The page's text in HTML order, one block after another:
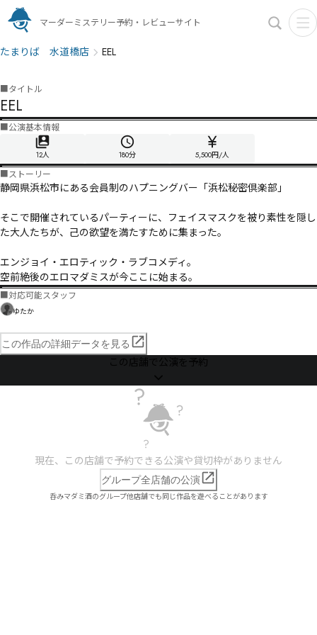
マーダーミステリー予約・レビューサイト
たまりば 水道橋店 EEL
■タイトル
EEL
■公演基本情報
12人 180分 5,500円/人
■ストーリー
静岡県浜松市にある会員制のハプニングバー「浜松秘密倶楽部」
そこで開催されているパーティーに、フェイスマスクを被り素性を隠し
た大人たちが、己の欲望を満たすために集まった。
エンジョイ・エロティック・ラブコメディ。
空前絶後のエロマダミスが今ここに始まる。
■対応可能スタッフ
ゆたか
この作品の詳細データを見る
この店舗で公演を予約
現在、この店舗で予約できる公演や貸切枠がありません
グループ全店舗の公演
呑みマダミ酒のグループ他店舗でも同じ作品を遊べることがあります